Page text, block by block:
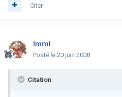
Citer
Immi
Posté le 20 juin 2008
Citation